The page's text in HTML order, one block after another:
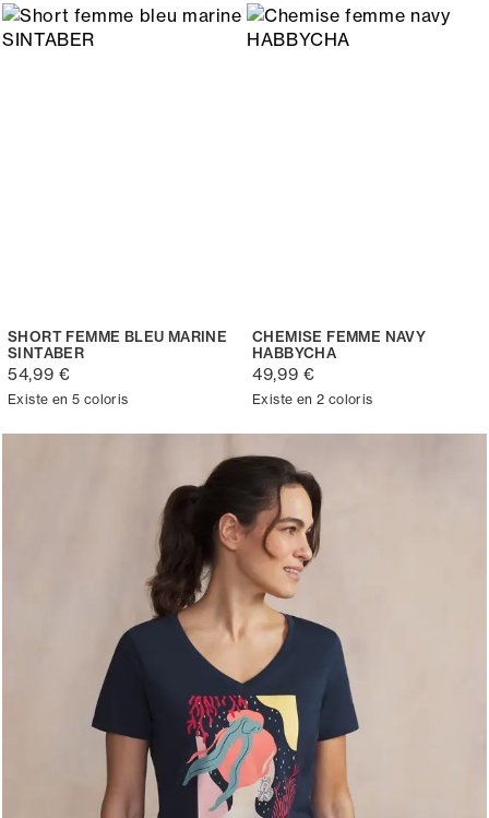
SHORT FEMME BLEU MARINE
SINTABER
54,99 €
Existe en 5 coloris
CHEMISE FEMME NAVY
HABBYCHA
49,99 €
Existe en 2 coloris